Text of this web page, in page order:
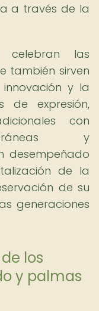
a través de la
celebran las
también sirven
y la
de expresión,
con
y
desempeñado
de la
de su
generaciones
los
y palmas